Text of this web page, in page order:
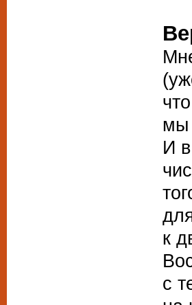
мы
И
к
с